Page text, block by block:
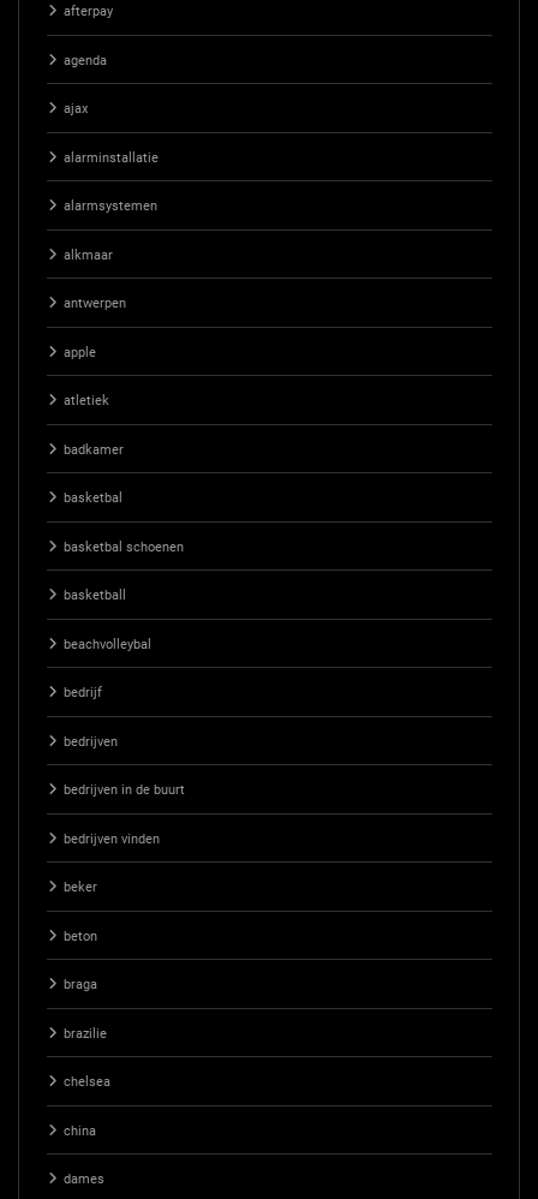
afterpay
agenda
ajax
alarminstallatie
alarmsystemen
alkmaar
antwerpen
apple
atletiek
badkamer
basketbal
basketbal schoenen
basketball
beachvolleybal
bedrijf
bedrijven
bedrijven in de buurt
bedrijven vinden
beker
beton
braga
brazilie
chelsea
china
dames